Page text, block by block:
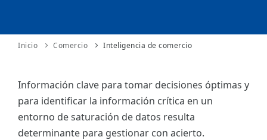
INTERNACIONALIZACIÓN
ES
Inicio Comercio Inteligencia de comercio
Información clave para tomar decisiones óptimas y
para identificar la información crítica en un
entorno de saturación de datos resulta
determinante para gestionar con acierto.